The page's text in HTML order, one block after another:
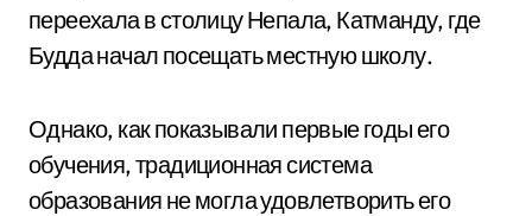
переехала в столицу Непала, Катманду, где
Будда начал посещать местную школу.
Однако, как показывали первые годы его
обучения, традиционная система
образования не могла удовлетворить его